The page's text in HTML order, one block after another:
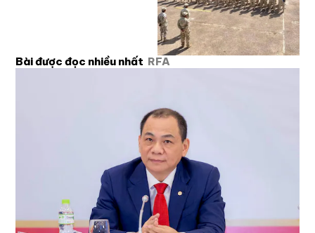
Bài được đọc nhiều nhất RFA